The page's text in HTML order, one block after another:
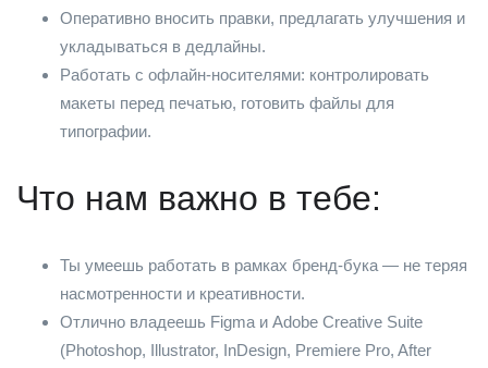
Оперативно вносить правки, предлагать улучшения и
укладываться в дедлайны.
Работать с офлайн-носителями: контролировать
макеты перед печатью, готовить файлы для
типографии.
Что нам важно в тебе:
Ты умеешь работать в рамках бренд-бука — не теряя
насмотренности и креативности.
Отлично владеешь Figma и Adobe Creative Suite
(Photoshop, Illustrator, InDesign, Premiere Pro, After